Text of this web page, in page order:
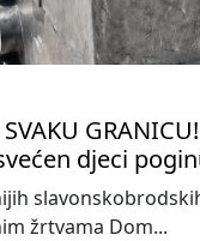
SVAKU
djeci
žrtvama Dom...